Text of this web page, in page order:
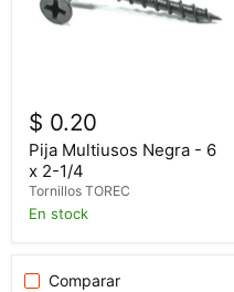
$ 0.20
Pija Multiusos Negra - 6
x 2-1/4
Tornillos TOREC
En stock
Comparar